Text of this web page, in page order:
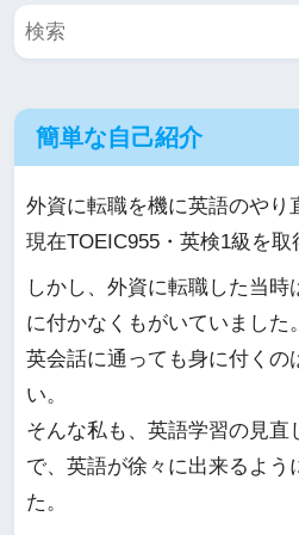
簡単な自己紹介
外資に転職を機に英語のやり
現在TOEIC955・英検1級を取
しかし、外資に転職した当時
に付かなくもがいていました。
英会話に通っても身に付くの
い。
そんな私も、英語学習の見直
で、英語が徐々に出来るよう
た。